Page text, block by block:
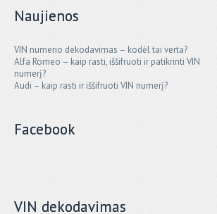
Naujienos
VIN numerio dekodavimas – kodėl tai verta?
Alfa Romeo – kaip rasti, iššifruoti ir patikrinti VIN
numerį?
Audi – kaip rasti ir iššifruoti VIN numerį?
Facebook
VIN dekodavimas